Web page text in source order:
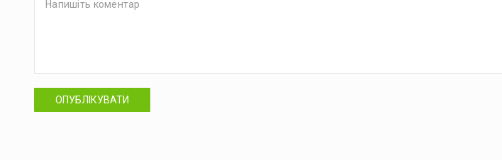
ОПУБЛІКУВАТИ